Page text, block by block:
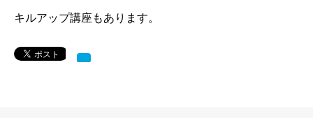
キルアップ講座もあります。